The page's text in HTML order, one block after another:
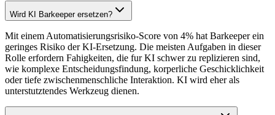
Wird KI Barkeeper ersetzen?
Mit einem Automatisierungsrisiko-Score von 4% hat Barkeeper ein
geringes Risiko der KI-Ersetzung. Die meisten Aufgaben in dieser
Rolle erfordern Fahigkeiten, die fur KI schwer zu replizieren sind,
wie komplexe Entscheidungsfindung, korperliche Geschicklichkeit
oder tiefe zwischenmenschliche Interaktion. KI wird eher als
unterstutztendes Werkzeug dienen.